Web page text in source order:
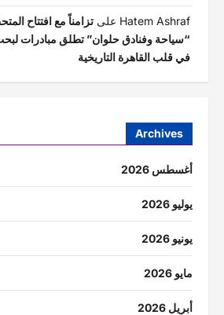
Hatem Ashraf علىتزامناً مع افتتاح
“سياحة وفنادق حلوان” تطلق مبادرات
في قلب القاهرة التاريخية
Archives
أغسطس 2026
يوليو 2026
يونيو 2026
مايو 2026
أبريل 2026